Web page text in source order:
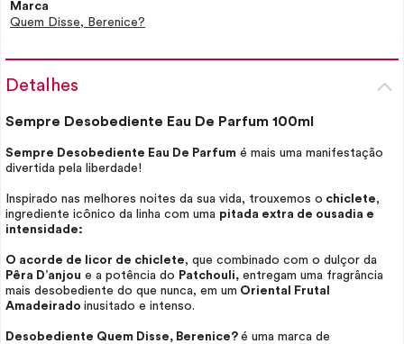
Marca
Quem Disse, Berenice?
Detalhes
Sempre Desobediente Eau De Parfum 100ml
Sempre Desobediente Eau De Parfum é mais uma manifestação
divertida pela liberdade!
Inspirado nas melhores noites da sua vida, trouxemos o chiclete,
ingrediente icônico da linha com uma pitada extra de ousadia e
intensidade:
O acorde de licor de chiclete, que combinado com o dulçor da
Pêra D’anjou e a potência do Patchouli, entregam uma fragrância
mais desobediente do que nunca, em um Oriental Frutal
Amadeirado inusitado e intenso.
Desobediente Quem Disse, Berenice? é uma marca de